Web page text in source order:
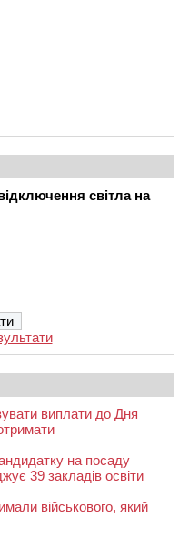
світла на
виплати до Дня
на посаду
39 закладів освіти
військового, який